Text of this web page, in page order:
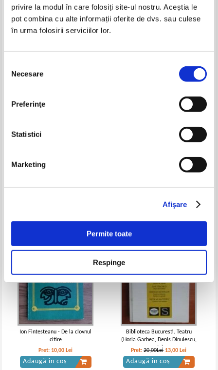
privire la modul în care folosiți site-ul nostru. Aceștia le
pot combina cu alte informații oferite de dvs. sau culese
în urma folosirii serviciilor lor.
consimțământului
Necesare
Preferinţe
Statistici
Marketing
Afişare
Permite toate
Respinge
Liviu Rebreanu - Opere alese
Pret:11,00Lei 7,15 Lei
Adaugă în coș
Al. Kiritescu - Gaitele si alte
Pret: 12,00Lei 7,80 Lei
Elvira Iliescu Pranzini - Sfinx
Pret:10,00 Lei
Simon Fortin - Vernisajul
Pret:16,00Lei 10,40 Lei
Ion Fintesteanu - De la clovnul
citire
Pret: 10,00 Lei
Adaugă în coș
Biblioteca Bucuresti. Teatru
(Horia Garbea, Denis Dinulescu,
etc)
Pret:20,00Lei 13,00 Lei
Adaugă în coș